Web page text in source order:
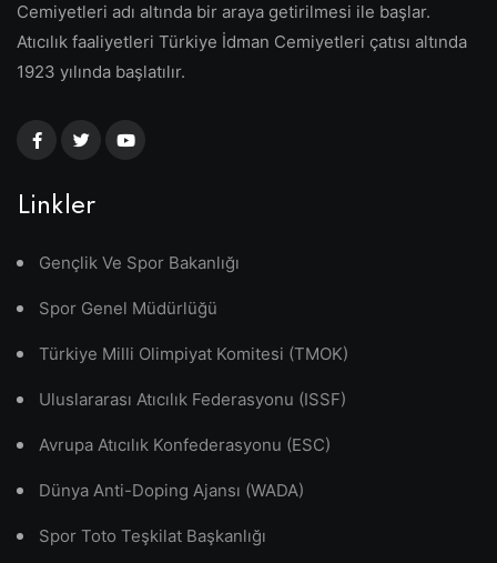
Cemiyetleri adı altında bir araya getirilmesi ile başlar.
Atıcılık faaliyetleri Türkiye İdman Cemiyetleri çatısı altında
1923 yılında başlatılır.
Linkler
Gençlik Ve Spor Bakanlığı
Spor Genel Müdürlüğü
Türkiye Milli Olimpiyat Komitesi (TMOK)
Uluslararası Atıcılık Federasyonu (ISSF)
Avrupa Atıcılık Konfederasyonu (ESC)
Dünya Anti-Doping Ajansı (WADA)
Spor Toto Teşkilat Başkanlığı